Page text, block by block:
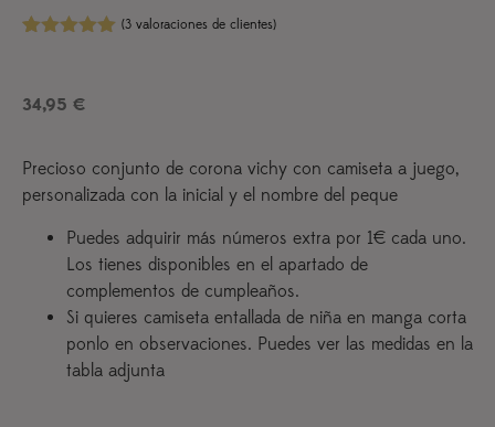
a
(3 valoraciones de clientes)
34,95 €
Precioso conjunto de corona vichy con camiseta a juego,
personalizada con la inicial y el nombre del peque
Puedes adquirir más números extra por 1€ cada uno.
Los tienes disponibles en el apartado de
complementos de cumpleaños.
Si quieres camiseta entallada de niña en manga corta
ponlo en observaciones. Puedes ver las medidas en la
tabla adjunta